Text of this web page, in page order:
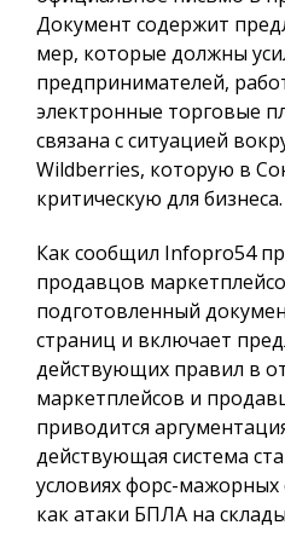
Документ содержит
мер, которые должны
предпринимателей,
электронные торговые
связана с ситуацией
Wildberries, которую в
критическую для бизнеса.
Как сообщил Infopro54
продавцов
подготовленный
страниц и включает
действующих правил в
маркетплейсов и
приводится
действующая система
условиях форс-
как атаки БПЛА на